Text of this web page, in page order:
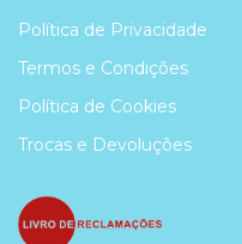
Política de Privacidade
Termos e Condições
Política de Cookies
Trocas e Devoluções